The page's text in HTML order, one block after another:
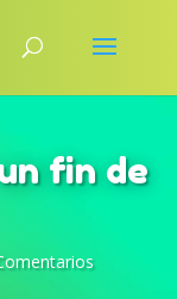
fin de